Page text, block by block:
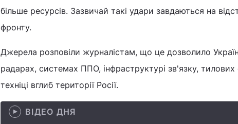
більше ресурсів. Зазвичай такі удари завдаються на
фронту.
Джерела розповіли журналістам, що це дозволило
радарах, системах ППО, інфраструктурі зв'язку, тилових
техніці вглиб території Росії.
ВІДЕО ДНЯ